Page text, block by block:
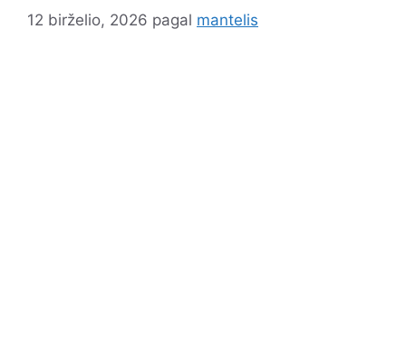
12 birželio, 2026 pagal mantelis